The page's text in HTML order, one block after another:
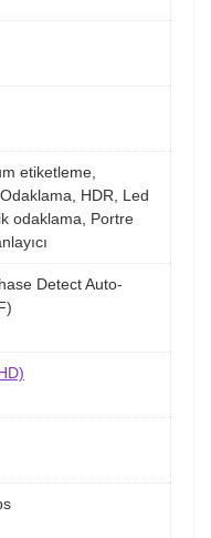
etiketleme,
HDR, Led
odaklama, Portre
Detect Auto-